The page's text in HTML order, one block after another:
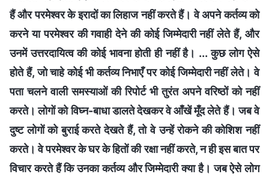
हैं और परमेश्वर के इरादों का लिहाज नहीं करते हैं। वे अपने कर्तव्य को
करने या परमेश्वर की गवाही देने की कोई जिम्मेदारी नहीं लेते हैं, और
उनमें उत्तरदायित्व की कोई भावना होती ही नहीं है। ... कुछ लोग ऐसे
होते हैं, जो चाहे कोई भी कर्तव्य निभाएँ पर कोई जिम्मेदारी नहीं लेते। वे
पता चलने वाली समस्याओं की रिपोर्ट भी तुरंत अपने वरिष्ठों को नहीं
करते। लोगों को विघ्न-बाधा डालते देखकर वे आँखें मूँद लेते हैं। जब वे
दुष्ट लोगों को बुराई करते देखते हैं, तो वे उन्हें रोकने की कोशिश नहीं
करते। वे परमेश्वर के घर के हितों की रक्षा नहीं करते, न ही इस बात पर
विचार करते हैं कि उनका कर्तव्य और जिम्मेदारी क्या है। जब ऐसे लोग